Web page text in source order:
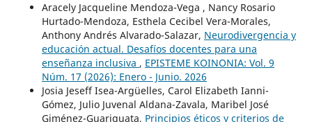
Aracely Jacqueline Mendoza-Vega , Nancy Rosario
Hurtado-Mendoza, Esthela Cecibel Vera-Morales,
Anthony Andrés Alvarado-Salazar, Neurodivergencia y
educación actual. Desafíos docentes para una
enseñanza inclusiva , EPISTEME KOINONIA: Vol. 9
Núm. 17 (2026): Enero - Junio. 2026
Josia Jeseff Isea-Argüelles, Carol Elizabeth Ianni-
Gómez, Julio Juvenal Aldana-Zavala, Maribel José
Giménez-Guariguata, Principios éticos y criterios de